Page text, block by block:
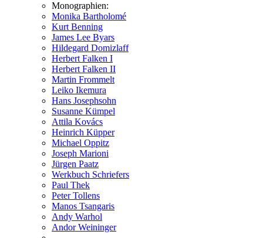
Monographien:
Monika Bartholomé
Kurt Benning
James Lee Byars
Hildegard Domizlaff
Herbert Falken I
Herbert Falken II
Martin Frommelt
Leiko Ikemura
Hans Josephsohn
Susanne Kümpel
Attila Kovács
Heinrich Küpper
Michael Oppitz
Joseph Marioni
Jürgen Paatz
Werkbuch Schriefers
Paul Thek
Peter Tollens
Manos Tsangaris
Andy Warhol
Andor Weininger